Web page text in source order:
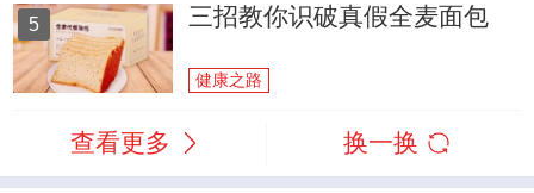
5 三招教你识破真假全麦面包
健康之路
查看更多 换一换